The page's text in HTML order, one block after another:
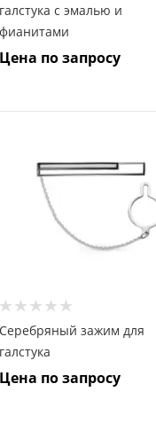
галстука с эмалью и
фианитами
Цена по запросу
Серебряный зажим для
галстука
Цена по запросу